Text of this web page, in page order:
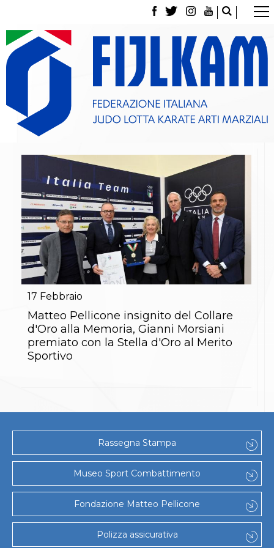
La Federazione
Tesseramento
Contatti
Norme e modulistica Affiliazioni e Tesseramenti
Classifica Società Sportive con più di 100 atleti
tesserati
Gare e Risultati
Archivio eventi
Dove siamo
Media
Partners
Trasparenza
Judo
La disciplina
News
Attività Didattica
Gare e Risultati
Albi Federali
Lotta
La disciplina
News
Gare e Risultati
News
Attività Didattica
Albi Federali
Arti marziali
Aikido
Ju Jitsu
Sumo
Capoeira
Grappling
BJJ
Pancrazio/Pankration
17 Febbraio
Matteo Pellicone insignito del Collare
d'Oro alla Memoria, Gianni Morsiani
premiato con la Stella d'Oro al Merito
Sportivo
Rassegna Stampa
Museo Sport Combattimento
Fondazione Matteo Pellicone
Polizza assicurativa